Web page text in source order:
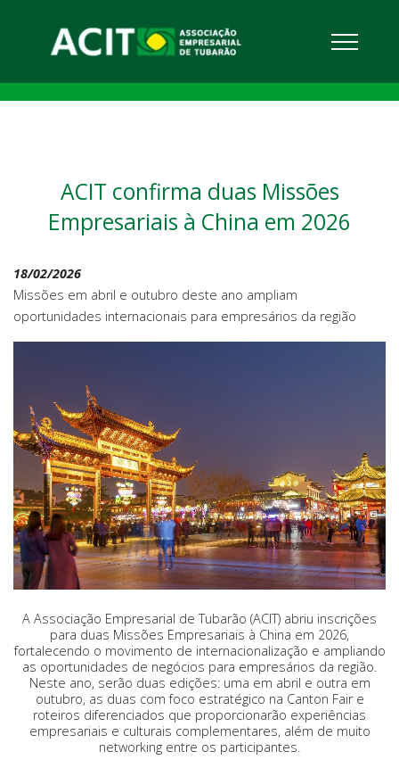
ACIT confirma duas Missões
Empresariais à China em 2026
18/02/2026
Missões em abril e outubro deste ano ampliam
oportunidades internacionais para empresários da região
A Associação Empresarial de Tubarão (ACIT) abriu inscrições
para duas Missões Empresariais à China em 2026,
fortalecendo o movimento de internacionalização e ampliando
as oportunidades de negócios para empresários da região.
Neste ano, serão duas edições: uma em abril e outra em
outubro, as duas com foco estratégico na Canton Fair e
roteiros diferenciados que proporcionarão experiências
empresariais e culturais complementares, além de muito
networking entre os participantes.